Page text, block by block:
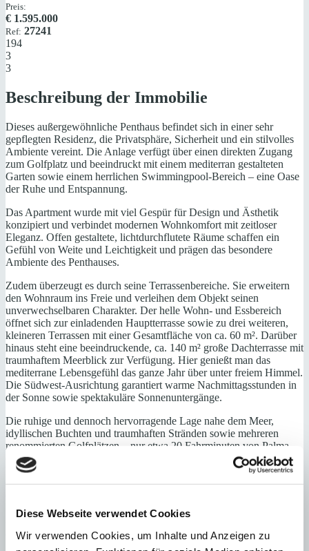
Diese Webseite verwendet Cookies
Wir verwenden Cookies, um Inhalte und Anzeigen zu
Preis:
€ 1.595.000
Ref: 27241
194
3
3
Beschreibung der Immobilie
Dieses außergewöhnliche Penthaus befindet sich in einer sehr
gepflegten Residenz, die Privatsphäre, Sicherheit und ein stilvolles
Ambiente vereint. Die Anlage verfügt über einen direkten Zugang
zum Golfplatz und beeindruckt mit einem mediterran gestalteten
Garten sowie einem herrlichen Swimmingpool-Bereich – eine Oase
der Ruhe und Entspannung.
Das Apartment wurde mit viel Gespür für Design und Ästhetik
konzipiert und verbindet modernen Wohnkomfort mit zeitloser
Eleganz. Offen gestaltete, lichtdurchflutete Räume schaffen ein
Gefühl von Weite und Leichtigkeit und prägen das besondere
Ambiente des Penthauses.
Zudem überzeugt es durch seine Terrassenbereiche. Sie erweitern
den Wohnraum ins Freie und verleihen dem Objekt seinen
unverwechselbaren Charakter. Der helle Wohn- und Essbereich
öffnet sich zur einladenden Hauptterrasse sowie zu drei weiteren,
kleineren Terrassen mit einer Gesamtfläche von ca. 60 m². Darüber
hinaus steht eine beeindruckende, ca. 140 m² große Dachterrasse mit
traumhaftem Meerblick zur Verfügung. Hier genießt man das
mediterrane Lebensgefühl das ganze Jahr über unter freiem Himmel.
Die Südwest-Ausrichtung garantiert warme Nachmittagsstunden in
der Sonne sowie spektakuläre Sonnenuntergänge.
Die ruhige und dennoch hervorragende Lage nahe dem Meer,
idyllischen Buchten und traumhaften Stränden sowie mehreren
renommierten Golfplätzen – nur etwa 20 Fahrminuten von Palma
entfernt – macht diese Immobilie besonders attraktiv. Der exklusive
Yachthafen Port Adriano sowie der charmante Ort El Toro mit
seinem vielfältigen Angebot an Restaurants, Bars, Boutiquen und
Zwei Tiefgaragenstellplätze sowie ein ca. 10 m² großer privater
Abstellraum sind im Kaufpreis enthalten.